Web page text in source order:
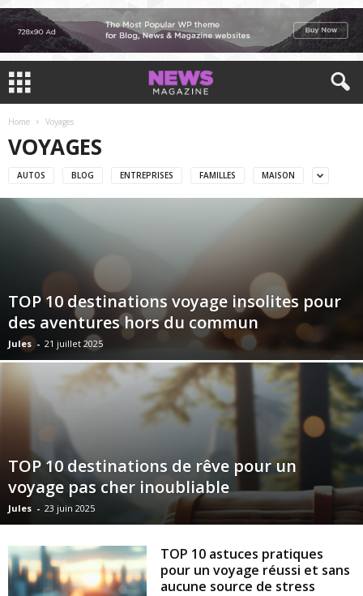
Home Voyages
VOYAGES
AUTOS BLOG ENTREPRISES FAMILLES MAISON
TOP 10 destinations voyage insolites pour
des aventures hors du commun
Jules - 21 juillet 2025
TOP 10 destinations de rêve pour un
voyage pas cher inoubliable
Jules - 23 juin 2025
TOP 10 astuces pratiques
pour un voyage réussi et sans
aucune source de stress